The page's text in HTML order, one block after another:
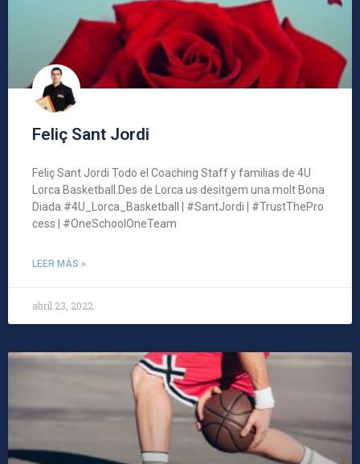
Feliç Sant Jordi
Feliç Sant Jordi Todo el Coaching Staff y familias de 4U
Lorca Basketball.Des de Lorca us desitgem una molt Bona
Diada.#4U_Lorca_Basketball | #SantJordi | #TrustThePro
cess | #OneSchoolOneTeam
LEER MÁS »
abril 23, 2022